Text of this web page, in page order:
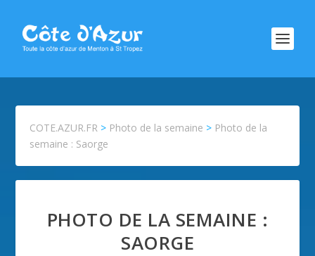
COTE.AZUR.FR > Photo de la semaine > Photo de la
semaine : Saorge
PHOTO DE LA SEMAINE :
SAORGE